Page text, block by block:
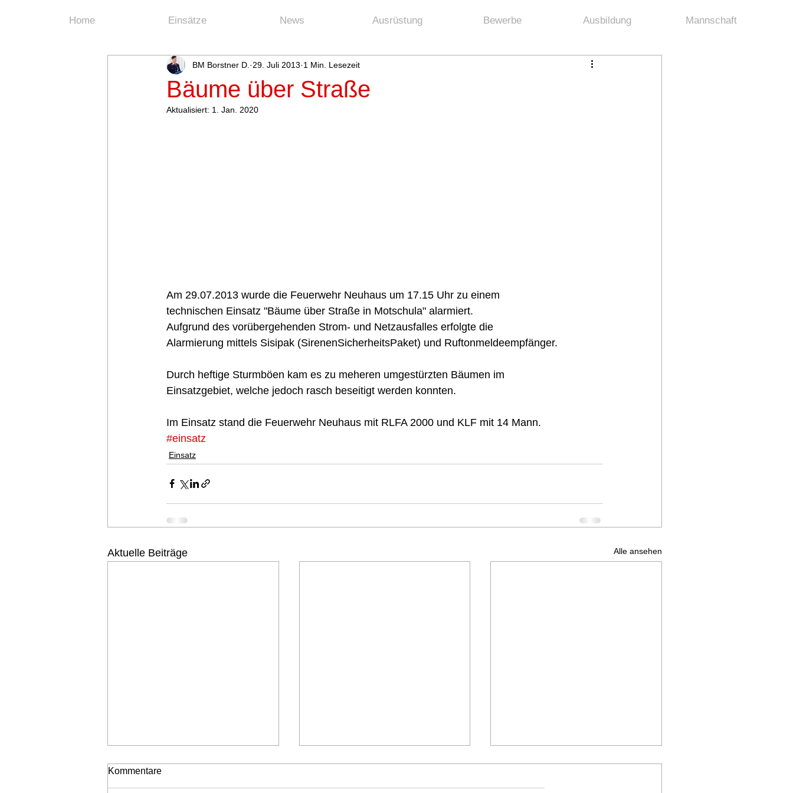
Home Einsätze News Ausrüstung Bewerbe Ausbildung Mannschaft
Bäume über Straße
BM Borstner D. 29. Juli 2013 1 Min. Lesezeit
Aktualisiert: 1. Jan. 2020
Am 29.07.2013 wurde die Feuerwehr Neuhaus um 17.15 Uhr zu einem
technischen Einsatz "Bäume über Straße in Motschula" alarmiert.
Aufgrund des vorübergehenden Strom- und Netzausfalles erfolgte die
Alarmierung mittels Sisipak (SirenenSicherheitsPaket) und Ruftonmeldeempfänger.
Durch heftige Sturmböen kam es zu meheren umgestürzten Bäumen im
Einsatzgebiet, welche jedoch rasch beseitigt werden konnten.
Im Einsatz stand die Feuerwehr Neuhaus mit RLFA 2000 und KLF mit 14 Mann.
#einsatz
Einsatz
Aktuelle Beiträge Alle ansehen
Kommentare